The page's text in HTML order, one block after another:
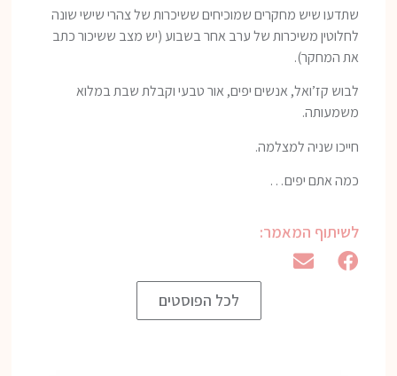
שתדעו שיש מחקרים שמוכיחים ששיכרות של צהרי שישי שונה
לחלוטין משיכרות של ערב אחר בשבוע (יש מצב ששיכור כתב
את המחקר).
לבוש קז’ואל, אנשים יפים, אור טבעי וקבלת שבת במלוא
משמעותה.
חייכו שניה למצלמה.
כמה אתם יפים…
לשיתוף המאמר:
לכל הפוסטים